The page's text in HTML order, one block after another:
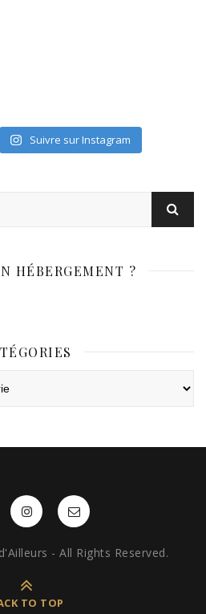
Suivre sur Instagram
HÉBERGEMENT ?
- All Rights Reserved.
TO TOP